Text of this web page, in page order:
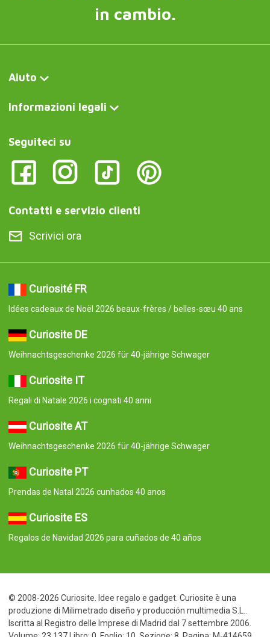
in cambio.
Aiuto
Informazioni legali
Seguiteci su
Contatti e servizio clienti
Scrivici ora
Curiosité FR
Idées cadeaux de Noël 2026 beaux-frères / belles-sœu 40 ans
Curiosite DE
Weihnachtsgeschenke 2026 für 40-jährige Schwager
Curiosite IT
Regali di Natale 2026 i cognati 40 anni
Curiosite AT
Weihnachtsgeschenke 2026 für 40-jährige Schwager
Curiosite PT
Prendas de Natal 2026 cunhados 40 anos
Curiosite ES
Regalos de Navidad 2026 para cuñados de 40 años
© 2008-2026 Curiosite. Idee regalo e gadget. Curiosite è una
produzione di Milimetrado diseño y producción multimedia S.L..
Iscritta al Registro delle Imprese di Madrid dal 7 settembre 2006.